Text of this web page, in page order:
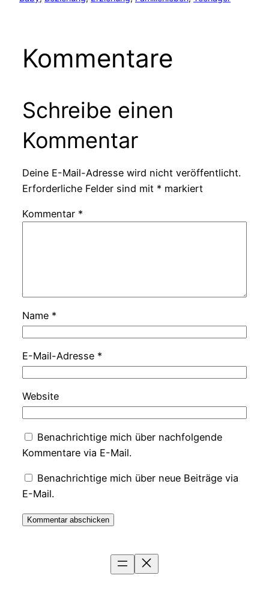
Kommentare
Schreibe einen
Kommentar
Deine E-Mail-Adresse wird nicht veröffentlicht.
Erforderliche Felder sind mit * markiert
Kommentar *
Name *
E-Mail-Adresse *
Website
Benachrichtige mich über nachfolgende
Kommentare via E-Mail.
Benachrichtige mich über neue Beiträge via
E-Mail.